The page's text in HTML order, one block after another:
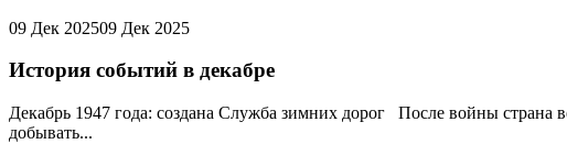
09 Дек 202509 Дек 2025
История событий в декабре
Декабрь 1947 года: создана Служба зимних дорог После войны
добывать...